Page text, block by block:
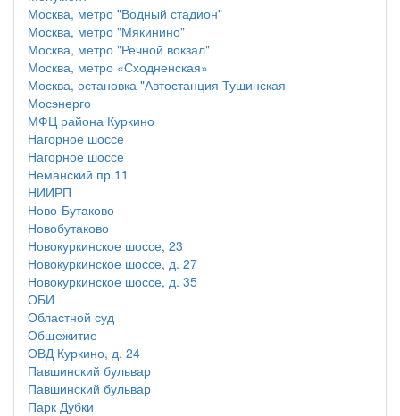
Москва, метро "Водный стадион"
Москва, метро "Мякинино"
Москва, метро "Речной вокзал"
Москва, метро «Сходненская»
Москва, остановка "Автостанция Тушинская
Мосэнерго
МФЦ района Куркино
Нагорное шоссе
Нагорное шоссе
Неманский пр.11
НИИРП
Ново-Бутаково
Новобутаково
Новокуркинское шоссе, 23
Новокуркинское шоссе, д. 27
Новокуркинское шоссе, д. 35
ОБИ
Областной суд
Общежитие
ОВД Куркино, д. 24
Павшинский бульвар
Павшинский бульвар
Парк Дубки